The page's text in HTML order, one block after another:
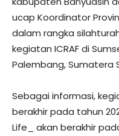
ucap Koordinator
dalam rangka
kegiatan ICRAF di
Palembang, Sumatera
Sebagai informasi,
berakhir pada tahun
Life_ akan berakhir